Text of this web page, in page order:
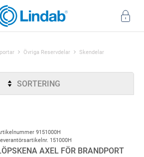
Övriga Reservdelar Skendelar
SORTERING
9151000H
151000H
AXEL FÖR BRANDPORT